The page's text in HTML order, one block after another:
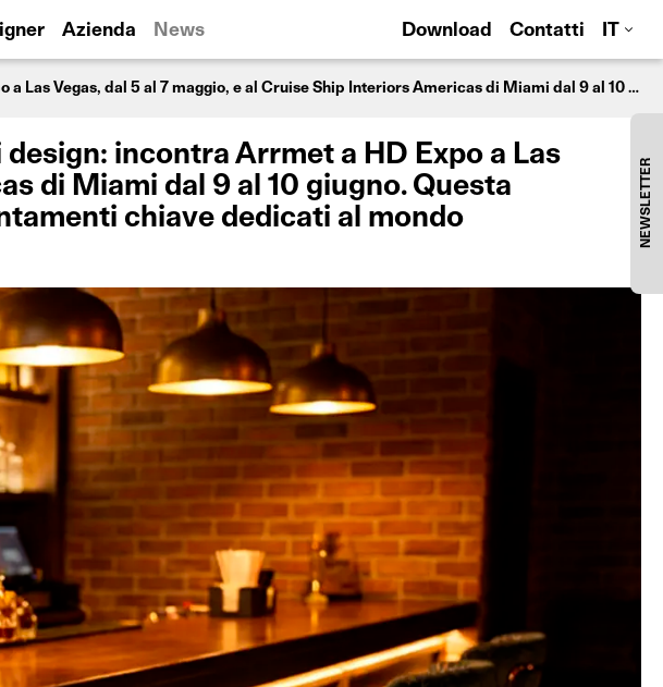
Azienda News Download Contatti IT
NEWSLETTER
Appuntamenti di primavera! Due città, un’unica visione di design: incontra Arrmet a HD Expo a Las Vegas, dal 5 al 7 maggio, e al Cruise Ship Interiors Americas di Miami dal 9 al 10 giugno. Questa primavera Arrmet approda negli Stati Uniti con due appuntamenti chiave dedicati al mondo dell’hospitality e del contract design.
incontra Arrmet a HD Expo a Las
di Miami dal 9 al 10 giugno. Questa
chiave dedicati al mondo